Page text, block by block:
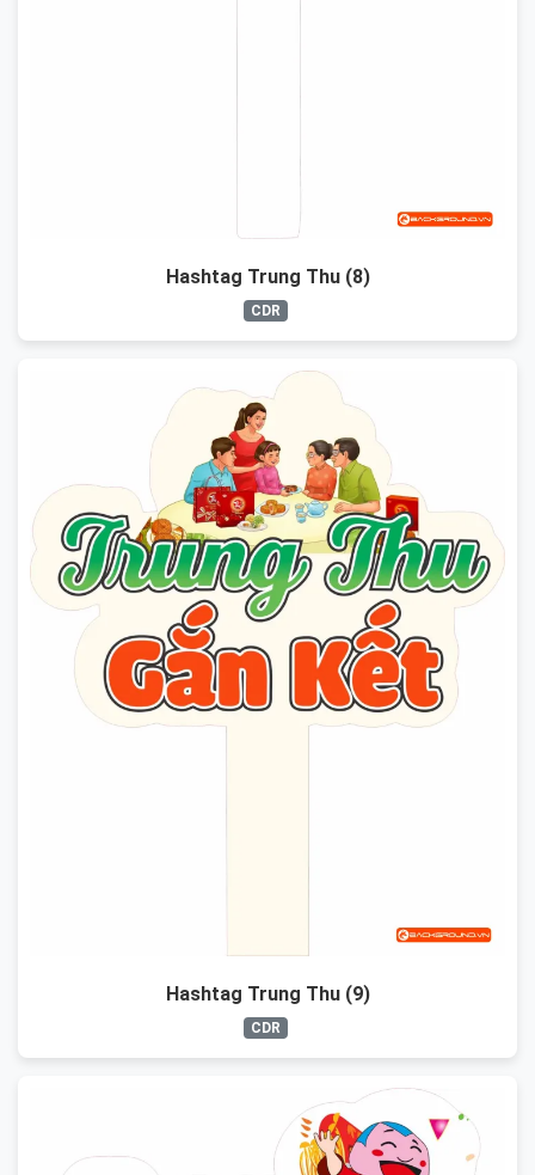
Hashtag Trung Thu (8)
CDR
Hashtag Trung Thu (9)
CDR